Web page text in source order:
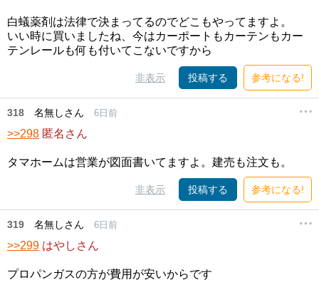
白蟻薬剤は法律で決まってるのでどこもやってますよ。
いい時に買いましたね、今はカーポートもカーテンもカー
テンレールも何も付いてこないですから
非表示 投稿する 参考になる!
318 名無しさん 6日前
>>298 匿名さん
タマホームは営業が図面書いてますよ。建売も注文も。
非表示 投稿する 参考になる!
319 名無しさん 6日前
>>299 はやしさん
プロパンガスの方が費用が安いからです